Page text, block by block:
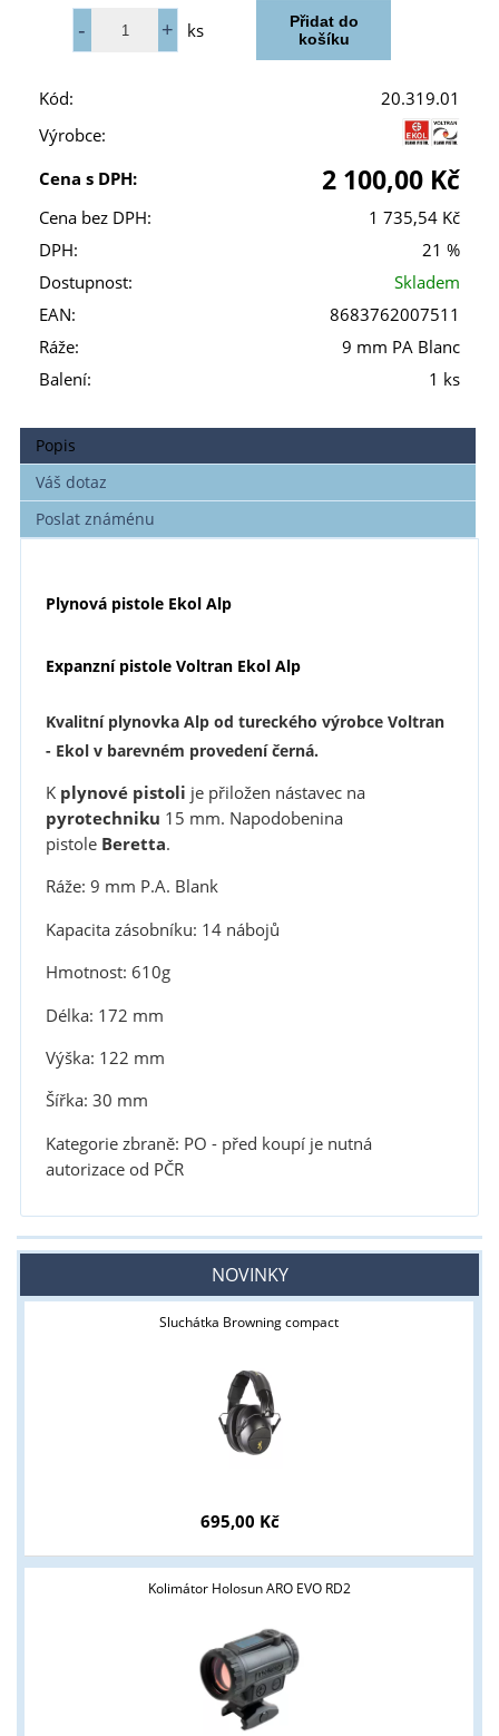
ks
Kód:
20.319.01
Výrobce:
Cena s DPH:
2 100,00 Kč
Cena bez DPH:
1 735,54 Kč
DPH:
21 %
Dostupnost:
Skladem
EAN:
8683762007511
Ráže:
9 mm PA Blanc
Balení:
1 ks
Popis
Váš dotaz
Poslat známénu
Plynová pistole Ekol Alp
Expanzní pistole Voltran Ekol Alp
Kvalitní plynovka Alp od tureckého výrobce Voltran
- Ekol v barevném provedení černá.
Kplynové pistoli je přiložen nástavec na
pyrotechniku 15 mm. Napodobenina
pistole Beretta.
Ráže: 9 mm P.A. Blank
Kapacita zásobníku: 14 nábojů
Hmotnost: 610g
Délka: 172 mm
Výška: 122 mm
Šířka: 30 mm
Kategorie zbraně: PO - před koupí je nutná
autorizace od PČR
NOVINKY
Sluchátka Browning compact
695,00 Kč
Kolimátor Holosun ARO EVO RD2